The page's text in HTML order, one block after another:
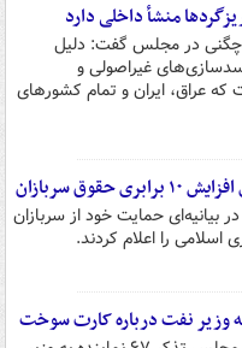
منشأ داخلی دارد
و چگنی در مجلس گفت: دلیل
غیراصولی و
که عراق، ایران و تمام کشورهای
حقوق سربازان
بیانیه‌ای حمایت خود از سربازان
را اعلام کردند.